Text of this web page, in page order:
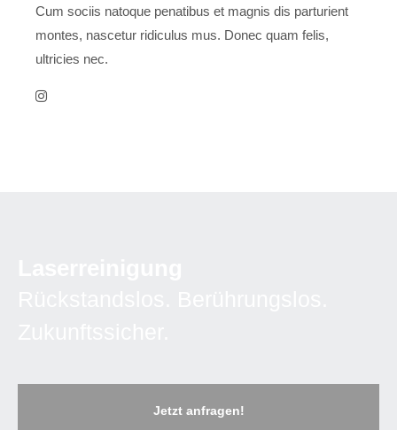
Cum sociis natoque penatibus et magnis dis parturient
montes, nascetur ridiculus mus. Donec quam felis,
ultricies nec.
Jetzt anfragen!